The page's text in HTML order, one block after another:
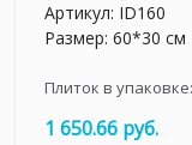
Артикул: ID160
Размер: 60*30 см
Плиток в упаковке:
1 650.66 руб.